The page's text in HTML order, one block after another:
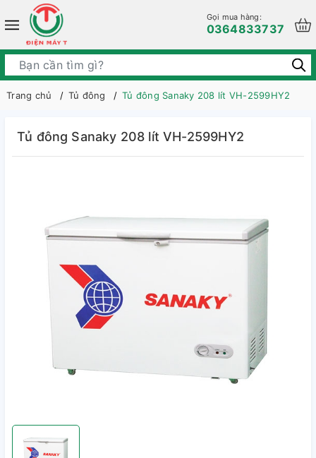
Gọi mua hàng:
0364833737
Trang chủ Tủ đông Tủ đông Sanaky 208 lít VH-2599HY2
Tủ đông Sanaky 208 lít VH-2599HY2